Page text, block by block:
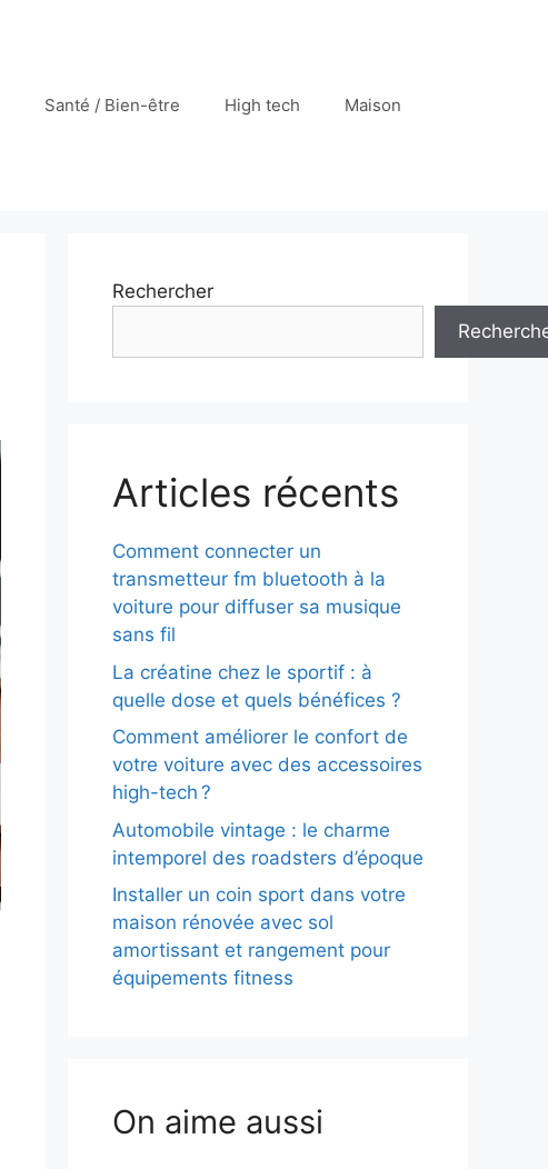
Santé / Bien-être High tech Maison
Rechercher
Articles récents
Comment connecter un
transmetteur fm bluetooth à la
voiture pour diffuser sa musique
sans fil
La créatine chez le sportif : à
quelle dose et quels bénéfices ?
Comment améliorer le confort de
votre voiture avec des accessoires
high-tech ?
Automobile vintage : le charme
intemporel des roadsters d’époque
Installer un coin sport dans votre
maison rénovée avec sol
amortissant et rangement pour
équipements fitness
On aime aussi